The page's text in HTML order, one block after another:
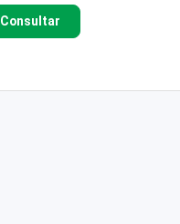
Consultar